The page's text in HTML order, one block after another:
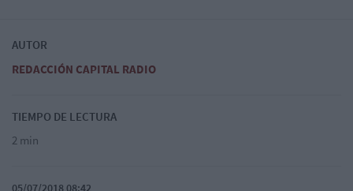
AUTOR
REDACCIÓN CAPITAL RADIO
TIEMPO DE LECTURA
2 min
05/07/2018 08:42